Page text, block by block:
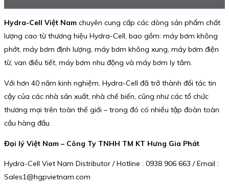
Hydra-Cell Việt Nam chuyên cung cấp các dòng sản phẩm chất
lượng cao từ thương hiệu Hydra-Cell, bao gồm: máy bơm không
phớt, máy bơm định lượng, máy bơm không xung, máy bơm điện
từ, van điều tiết, máy bơm nhu động và máy bơm ly tâm.
Với hơn 40 năm kinh nghiệm, Hydra-Cell đã trở thành đối tác tin
cậy của các nhà sản xuất, nhà chế biến, cũng như các tổ chức
thương mại trên toàn thế giới – trong đó có nhiều tập đoàn toàn
cầu hàng đầu.
Đại lý Việt Nam – Công Ty TNHH TM KT Hưng Gia Phát
Hydra-Cell Viet Nam Distributor / Hotline : 0938 906 663 / Email :
Sales1@hgpvietnam.com